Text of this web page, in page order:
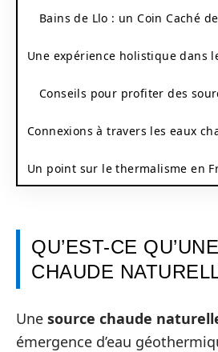
Bains de Llo : un Coin Caché
Une expérience holistique dans
Conseils pour profiter des
Connexions à travers les eaux
Un point sur le thermalisme en
QU’EST-CE
CHAUDE
Une source chaude
émergence d’eau